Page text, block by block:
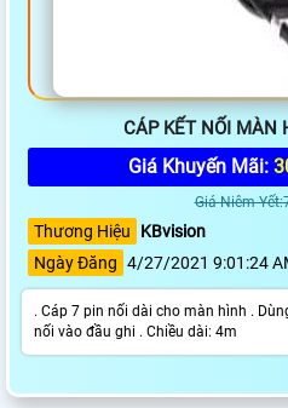
CÁP KẾT NỐI MÀN
Giá Khuyến Mãi:
Giá Niêm
Thương Hiệu
KBvision
Ngày Đăng 4/27/2021 9:01:24
. Cáp 7 pin nối dài cho màn hình .
nối vào đầu ghi . Chiều dài: 4m